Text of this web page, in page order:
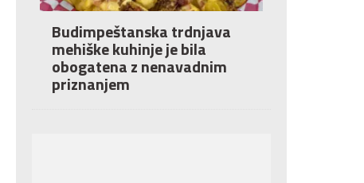
Budimpeštanska trdnjava
mehiške kuhinje je bila
obogatena z nenavadnim
priznanjem